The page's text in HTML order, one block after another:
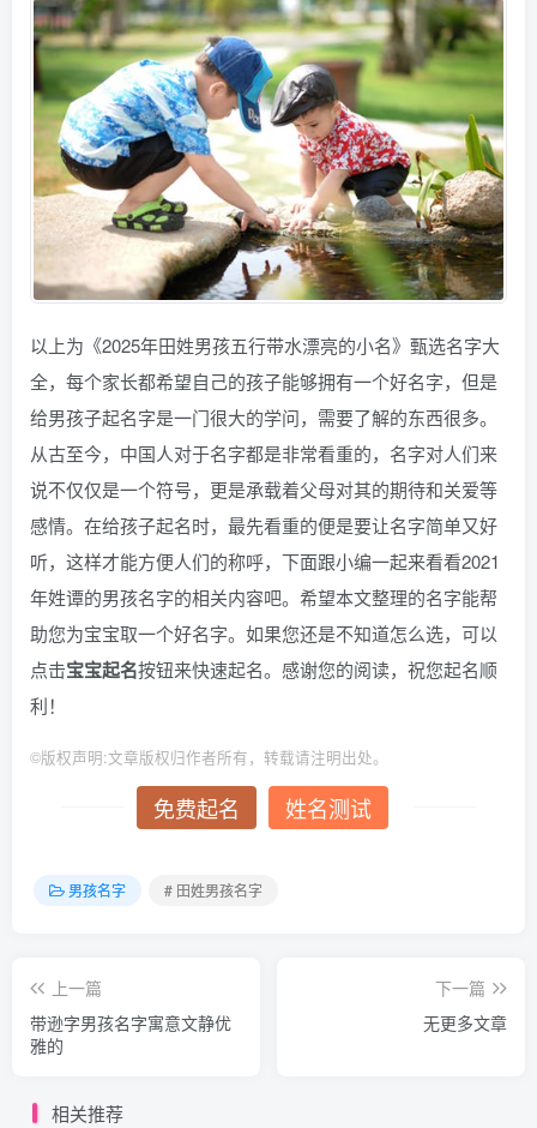
以上为《2025年田姓男孩五行带水漂亮的小名》甄选名字大
全，每个家长都希望自己的孩子能够拥有一个好名字，但是
给男孩子起名字是一门很大的学问，需要了解的东西很多。
从古至今，中国人对于名字都是非常看重的，名字对人们来
说不仅仅是一个符号，更是承载着父母对其的期待和关爱等
感情。在给孩子起名时，最先看重的便是要让名字简单又好
听，这样才能方便人们的称呼，下面跟小编一起来看看2021
年姓谭的男孩名字的相关内容吧。希望本文整理的名字能帮
助您为宝宝取一个好名字。如果您还是不知道怎么选，可以
点击宝宝起名按钮来快速起名。感谢您的阅读，祝您起名顺
利！
©版权声明:文章版权归作者所有，转载请注明出处。
免费起名 姓名测试
男孩名字 # 田姓男孩名字
上一篇
带逊字男孩名字寓意文静优
雅的
下一篇
无更多文章
相关推荐